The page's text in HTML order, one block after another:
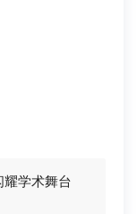
学术舞台